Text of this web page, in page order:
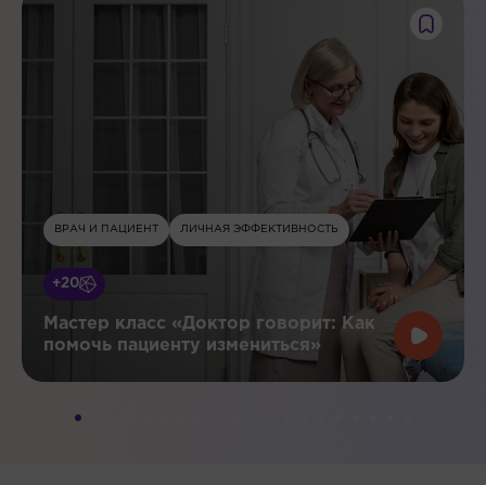
ВРАЧ И ПАЦИЕНТ ЛИЧНАЯ ЭФФЕКТИВНОСТЬ
+20
Мастер класс «Доктор говорит: Как
помочь пациенту измениться»